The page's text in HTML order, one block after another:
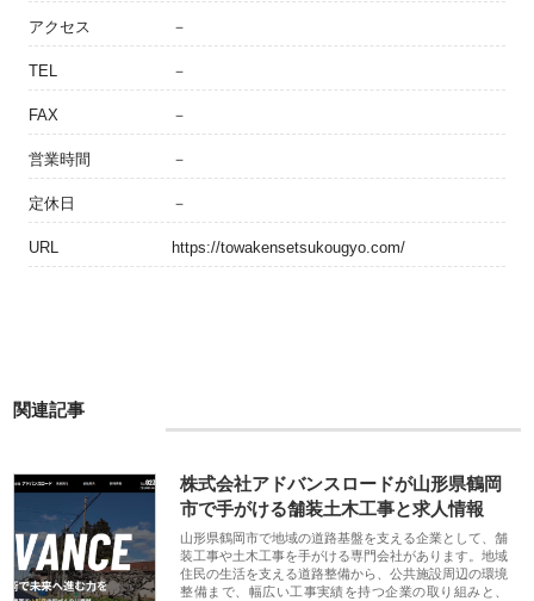
アクセス －
TEL －
FAX －
営業時間 －
定休日 －
URL https://towakensetsukougyo.com/
関連記事
株式会社アドバンスロードが山形県鶴岡
市で手がける舗装土木工事と求人情報
山形県鶴岡市で地域の道路基盤を支える企業として、舗
装工事や土木工事を手がける専門会社があります。地域
住民の生活を支える道路整備から、公共施設周辺の環境
整備まで、幅広い工事実績を持つ企業の取り組みと、